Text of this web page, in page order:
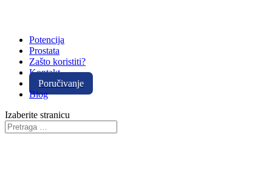
Potencija
Prostata
Zašto koristiti?
Kontakt
Poručivanje
Blog
Izaberite stranicu